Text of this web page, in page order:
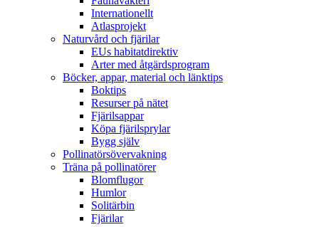
Internationellt
Atlasprojekt
Naturvård och fjärilar
EUs habitatdirektiv
Arter med åtgärdsprogram
Böcker, appar, material och länktips
Boktips
Resurser på nätet
Fjärilsappar
Köpa fjärilsprylar
Bygg själv
Pollinatörsövervakning
Träna på pollinatörer
Blomflugor
Humlor
Solitärbin
Fjärilar